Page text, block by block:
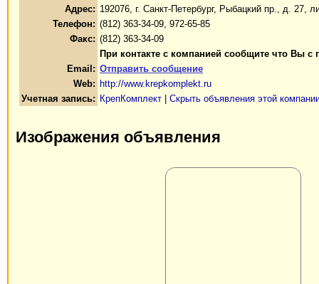
Адрес: 192076, г. Санкт-Петербург, Рыбацкий пр., д. 27,
Телефон: (812) 363-34-09, 972-65-85
Факс: (812) 363-34-09
При контакте с компанией сообщите что Вы с
Email: Отправить сообщение
Web: http://www.krepkomplekt.ru
Учетная запись: КрепКомплект | Скрыть объявления этой
Изображения объявления